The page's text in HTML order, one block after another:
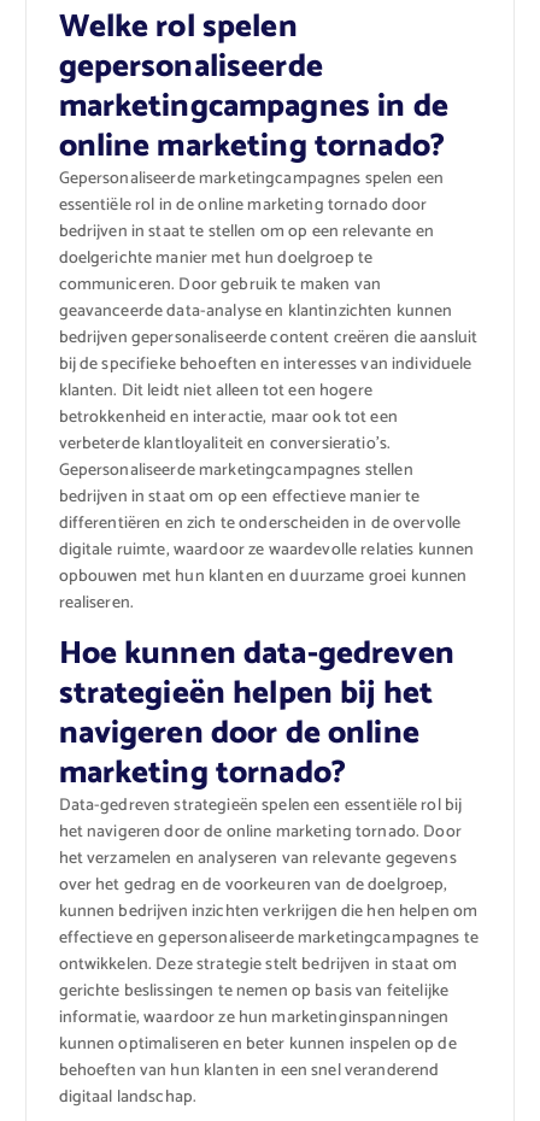
Welke rol spelen
gepersonaliseerde
marketingcampagnes in de
online marketing tornado?
Gepersonaliseerde marketingcampagnes spelen een
essentiële rol in de online marketing tornado door
bedrijven in staat te stellen om op een relevante en
doelgerichte manier met hun doelgroep te
communiceren. Door gebruik te maken van
geavanceerde data-analyse en klantinzichten kunnen
bedrijven gepersonaliseerde content creëren die aansluit
bij de specifieke behoeften en interesses van individuele
klanten. Dit leidt niet alleen tot een hogere
betrokkenheid en interactie, maar ook tot een
verbeterde klantloyaliteit en conversieratio’s.
Gepersonaliseerde marketingcampagnes stellen
bedrijven in staat om op een effectieve manier te
differentiëren en zich te onderscheiden in de overvolle
digitale ruimte, waardoor ze waardevolle relaties kunnen
opbouwen met hun klanten en duurzame groei kunnen
realiseren.
Hoe kunnen data-gedreven
strategieën helpen bij het
navigeren door de online
marketing tornado?
Data-gedreven strategieën spelen een essentiële rol bij
het navigeren door de online marketing tornado. Door
het verzamelen en analyseren van relevante gegevens
over het gedrag en de voorkeuren van de doelgroep,
kunnen bedrijven inzichten verkrijgen die hen helpen om
effectieve en gepersonaliseerde marketingcampagnes te
ontwikkelen. Deze strategie stelt bedrijven in staat om
gerichte beslissingen te nemen op basis van feitelijke
informatie, waardoor ze hun marketinginspanningen
kunnen optimaliseren en beter kunnen inspelen op de
behoeften van hun klanten in een snel veranderend
digitaal landschap.